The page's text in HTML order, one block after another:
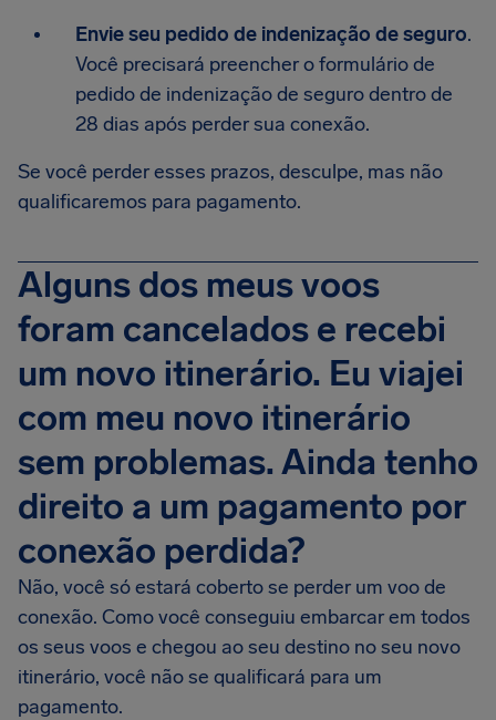
Envie seu pedido de indenização de seguro.
Você precisará preencher o formulário de
pedido de indenização de seguro dentro de
28 dias após perder sua conexão.
Se você perder esses prazos, desculpe, mas não
qualificaremos para pagamento.
Alguns dos meus voos
foram cancelados e recebi
um novo itinerário. Eu viajei
com meu novo itinerário
sem problemas. Ainda tenho
direito a um pagamento por
conexão perdida?
Não, você só estará coberto se perder um voo de
conexão. Como você conseguiu embarcar em todos
os seus voos e chegou ao seu destino no seu novo
itinerário, você não se qualificará para um
pagamento.